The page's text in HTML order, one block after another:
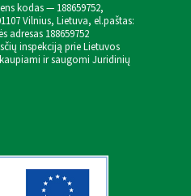
kodas — 188659752,
Vilnius, Lietuva, el.paštas:
adresas 188659752
inspekciją prie Lietuvos
ir saugomi Juridinių